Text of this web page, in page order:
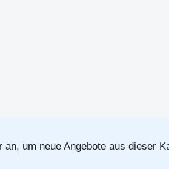
an, um neue Angebote aus dieser